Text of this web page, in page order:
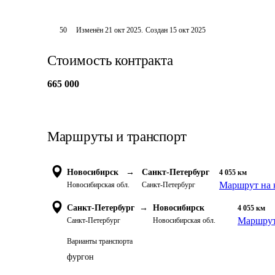
50 Изменён21 окт 2025. Создан 15 окт 2025
Стоимость контракта
665 000
Маршруты и транспорт
Новосибирск →
Новосибирская обл.
Санкт-Петербург
Санкт-Петербург
4 055 км
Маршрут на
Санкт-Петербург →
Санкт-Петербург
Новосибирск
Новосибирская обл.
4 055 км
Варианты транспорта
фургон